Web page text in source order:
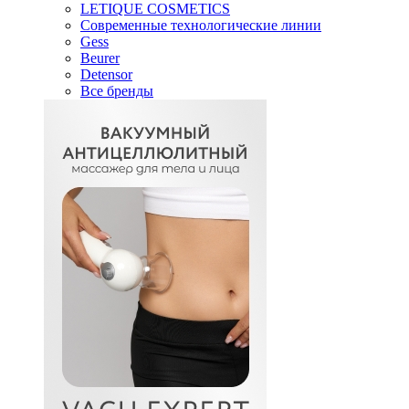
LETIQUE COSMETICS
Современные технологические линии
Gess
Beurer
Detensor
Все бренды